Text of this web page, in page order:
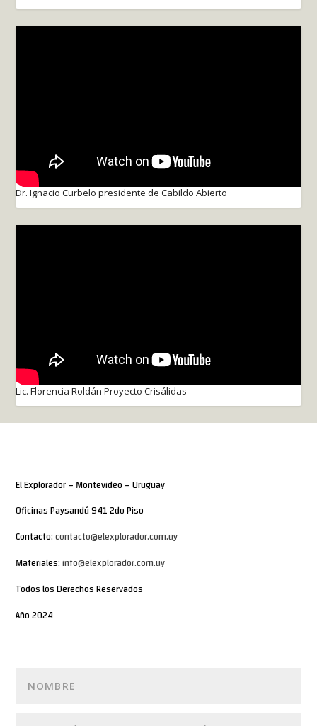
Dr. Ignacio Curbelo presidente de Cabildo Abierto
Lic. Florencia Roldán Proyecto Crisálidas
El Explorador – Montevideo – Uruguay
Oficinas Paysandú 941 2do Piso
Contacto:contacto@elexplorador.com.uy
Materiales:info@elexplorador.com.uy
Todos los Derechos Reservados
Año 2024